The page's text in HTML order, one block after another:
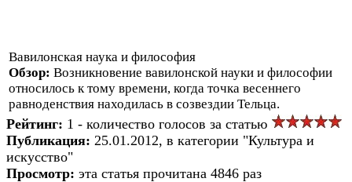
Вавилонская наука и философия
Обзор: Возникновение вавилонской науки и философии
относилось к тому времени, когда точка весеннего
равноденствия находилась в созвездии Тельца.
Рейтинг: 1 - количество голосов за статью
Публикация: 25.01.2012, в категории "Культура и
искусство"
Просмотр: эта статья прочитана 4846 раз